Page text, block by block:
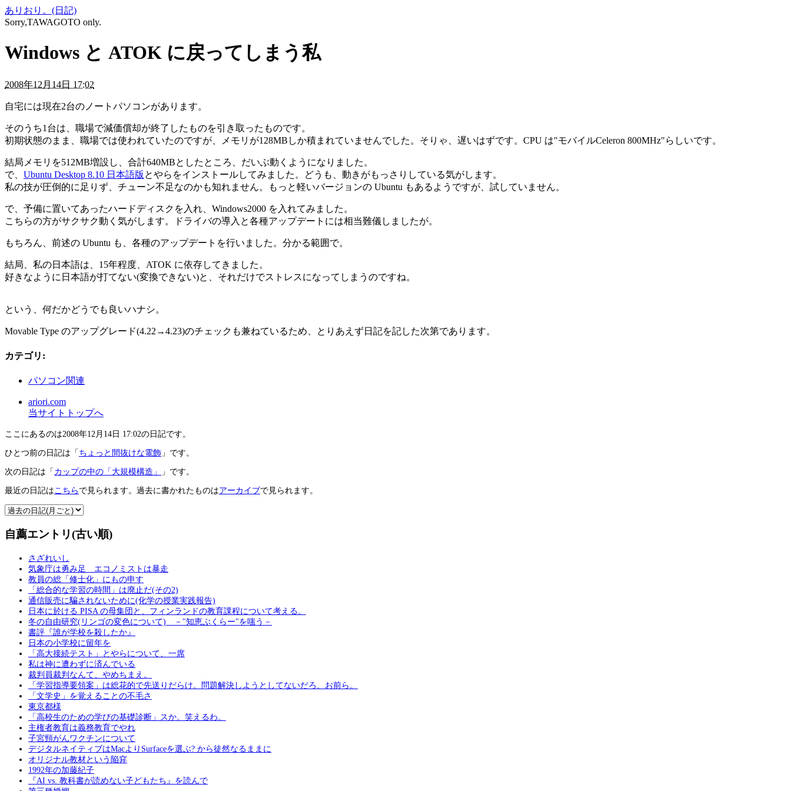
ありおり。(日記)
Sorry,TAWAGOTO only.
Windows と ATOK に戻ってしまう私
2008年12月14日 17:02
自宅には現在2台のノートパソコンがあります。
そのうち1台は、職場で減価償却が終了したものを引き取ったものです。
初期状態のまま、職場では使われていたのですが、メモリが128MBしか積まれていませんでした。そりゃ、遅いはずです。CPU は"モバイルCeleron 800MHz"らしいです。
結局メモリを512MB増設し、合計640MBとしたところ、だいぶ動くようになりました。
で、 Ubuntu Desktop 8.10 日本語版 とやらをインストールしてみました。どうも、動きがもっさりしている気がします。
私の技が圧倒的に足りず、チューン不足なのかも知れません。もっと軽いバージョンの Ubuntu もあるようですが、試していません。
で、予備に置いてあったハードディスクを入れ、Windows2000 を入れてみました。
こちらの方がサクサク動く気がします。ドライバの導入と各種アップデートには相当難儀しましたが。
もちろん、前述の Ubuntu も、各種のアップデートを行いました。分かる範囲で。
結局、私の日本語は、15年程度、ATOK に依存してきました。
好きなように日本語が打てない(変換できない)と、それだけでストレスになってしまうのですね。
という、何だかどうでも良いハナシ。
Movable Type のアップグレード(4.22→4.23)のチェックも兼ねているため、とりあえず日記を記した次第であります。
カテゴリ :
パソコン関連
ariori.com
当サイトトップへ
ここにあるのは2008年12月14日 17:02の日記です。
ひとつ前の日記は「 ちょっと間抜けな電飾 」です。
次の日記は「 カップの中の「大規模構造」 」です。
最近の日記はこちら で見られます。過去に書かれたものはアーカイブで見られます。
自薦エントリ(古い順)
さざれいし
気象庁は勇み足 エコノミストは暴走
教員の総「修士化」にもの申す
「総合的な学習の時間」は廃止だ(その2)
通信販売に騙されないために(化学の授業実践報告)
日本に於ける PISA の母集団と、フィンランドの教育課程について考える。
冬の自由研究(リンゴの変色について) －"知恵ぶくらー"を嗤う－
書評『誰が学校を殺したか』
日本の小学校に留年を
「高大接続テスト」とやらについて、一席
私は神に遭わずに済んでいる
裁判員裁判なんて、やめちまえ。
「学習指導要領案」は総花的で先送りだらけ。問題解決しようとしてないだろ、お前ら。
「文学史」を覚えることの不毛さ
東京都様
「高校生のための学びの基礎診断」スか。笑えるわ。
主権者教育は義務教育でやれ
子宮頸がんワクチンについて
デジタルネイティブはMacよりSurfaceを選ぶ? から徒然なるままに
オリジナル教材という陥穽
1992年の加藤紀子
『AI vs. 教科書が読めない子どもたち』を読んで